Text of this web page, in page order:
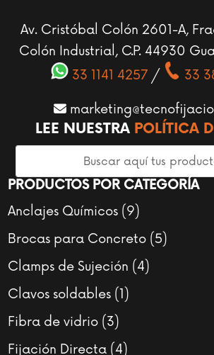
Av. Cristóbal Colón 2601-A,
Colón Industrial, C.P. 44930
33 1141 4257/ 33
LEE NUESTRA POLÍTICA
PRODUCTOS POR CATEGORÍA
Anclajes Químicos 99
productos
Brocas para Concreto 55
Clamps de Sujeción 44
Clavos soldables 1 1
Fibra de vidrio 33
productos
Fijación Directa 44